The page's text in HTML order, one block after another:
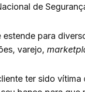
de
estende para
varejo,
ter sido